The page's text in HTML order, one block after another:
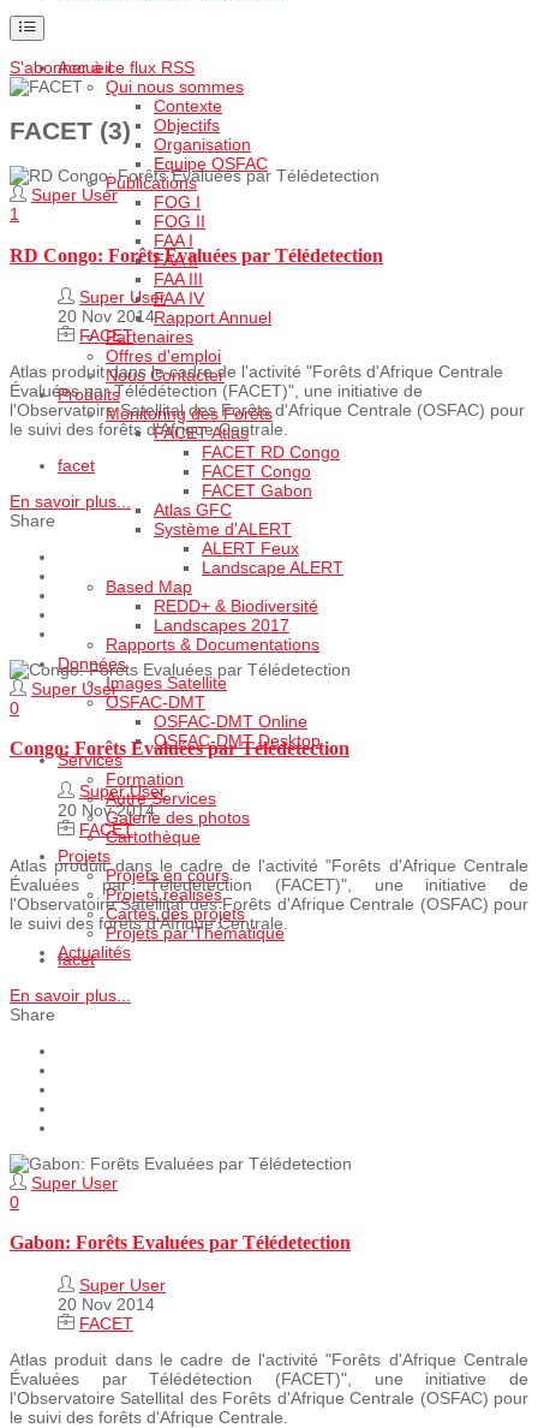
Accueil
Qui nous sommes
Contexte
Objectifs
Organisation
Equipe OSFAC
Publications
FOG I
FOG II
FAA I
FAA II
FAA III
FAA IV
Rapport Annuel
Partenaires
Offres d'emploi
Nous Contacter
Produits
Monitoring des Forêts
FACET Atlas
FACET RD Congo
FACET Congo
FACET Gabon
Atlas GFC
Système d'ALERT
ALERT Feux
Landscape ALERT
Based Map
REDD+ & Biodiversité
Landscapes 2017
Rapports & Documentations
Données
Images Satellite
OSFAC-DMT
OSFAC-DMT Online
OSFAC-DMT Desktop
Services
Formation
Autre Services
Galerie des photos
Cartothèque
Projets
Projets en cours
Projets realisés
Cartes des projets
Projets par Thématique
Actualités
S'abonner à ce flux RSS
FACET (3)
Super User
1
RD Congo: Forêts Evaluées par Télédetection
Super User
20 Nov 2014
FACET
Atlas produit dans le cadre de l'activité "Forêts d'Afrique Centrale
Évaluées par Télédétection (FACET)", une initiative de
l'Observatoire Satellital des Forêts d'Afrique Centrale (OSFAC) pour
le suivi des forêts d'Afrique Centrale.
facet
En savoir plus...
Share
Super User
0
Congo: Forêts Evaluées par Télédetection
Super User
20 Nov 2014
FACET
Atlas produit dans le cadre de l'activité "Forêts d'Afrique Centrale
Évaluées par Télédétection (FACET)", une initiative de
l'Observatoire Satellital des Forêts d'Afrique Centrale (OSFAC) pour
le suivi des forêts d'Afrique Centrale.
facet
En savoir plus...
Share
Super User
0
Gabon: Forêts Evaluées par Télédetection
Super User
20 Nov 2014
FACET
Atlas produit dans le cadre de l'activité "Forêts d'Afrique Centrale
Évaluées par Télédétection (FACET)", une initiative de
l'Observatoire Satellital des Forêts d'Afrique Centrale (OSFAC) pour
le suivi des forêts d'Afrique Centrale.